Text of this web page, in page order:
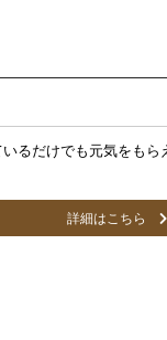
るだけでも元気をもら
詳細はこちら